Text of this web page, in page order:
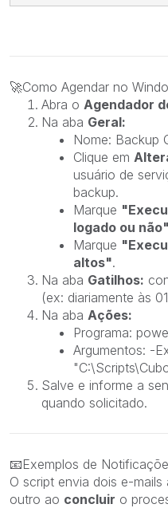
🚀Como Agendar no
Abra o Agendador
Na aba Geral:
Nome: Backup
Clique em
usuário de
backup.
Marque
logado ou não"
Marque
altos".
Na aba Gatilhos:
(ex: diariamente às
Na aba Ações:
Programa:
Argumentos: -
Salve e informe a
quando solicitado.
📧Exemplos de
O script envia dois e-
outro ao concluir o